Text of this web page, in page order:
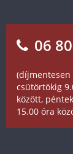
06
csütörtökig
között,
15.00 óra